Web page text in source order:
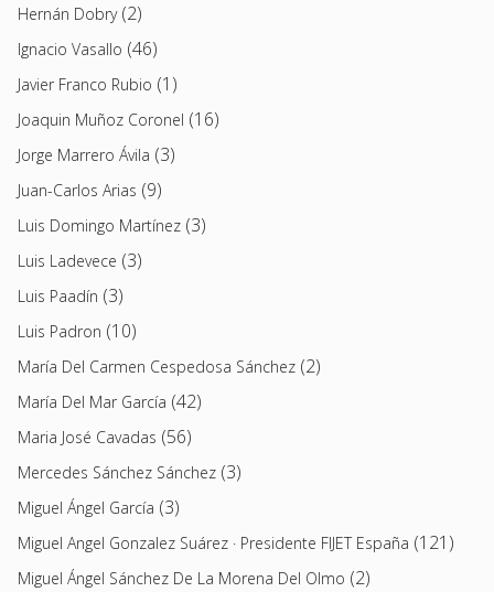
Hernán Dobry(2)
Ignacio Vasallo (46)
Javier Franco Rubio (1)
Joaquin Muñoz Coronel (16)
Jorge Marrero Ávila (3)
Juan-Carlos Arias (9)
Luis Domingo Martínez (3)
Luis Ladevece (3)
Luis Paadín (3)
Luis Padron (10)
María Del Carmen Cespedosa Sánchez (2)
María Del Mar García (42)
Maria José Cavadas (56)
Mercedes Sánchez Sánchez (3)
Miguel Ángel García (3)
Miguel Angel Gonzalez Suárez · Presidente FIJET España (121)
Miguel Ángel Sánchez De La Morena Del Olmo (2)